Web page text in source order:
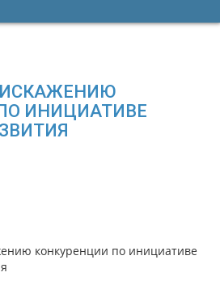
ИНИЦИАТИВЕ
конкуренции по инициативе